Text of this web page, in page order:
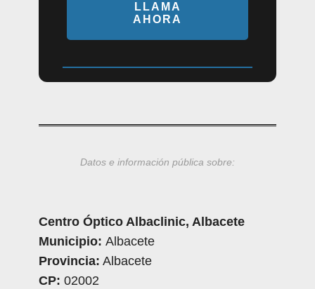
LLAMA
AHORA
Datos e información pública sobre:
Centro Óptico Albaclinic, Albacete
Municipio: Albacete
Provincia: Albacete
CP: 02002